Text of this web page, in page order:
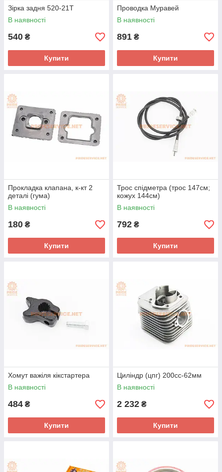
Зірка задня 520-21T
В наявності
540 ₴
Купити
Проводка Муравей
В наявності
891 ₴
Купити
Прокладка клапана, к-кт 2
деталі (гума)
В наявності
180 ₴
Купити
Трос спідметра (трос 147см;
кожух 144см)
В наявності
792 ₴
Купити
Хомут важіля кікстартера
В наявності
484 ₴
Купити
Циліндр (цпг) 200cc-62мм
В наявності
2 232 ₴
Купити